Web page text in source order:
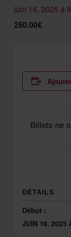
juin 16, 2025 à
250.00€
DÉTAILS
Début :
JUIN 16, 2025
Billets ne